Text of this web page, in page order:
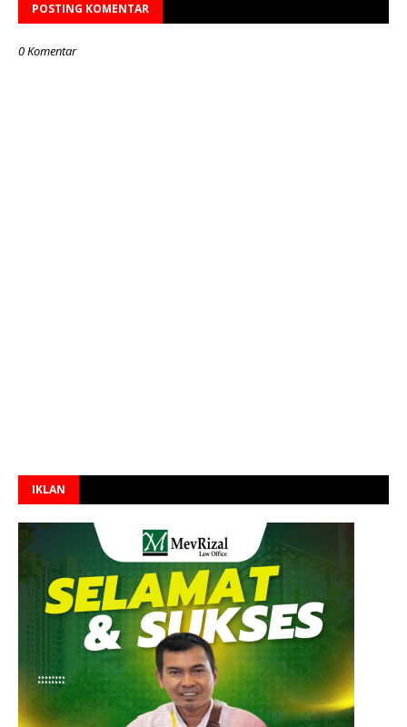
POSTING KOMENTAR
0 Komentar
IKLAN